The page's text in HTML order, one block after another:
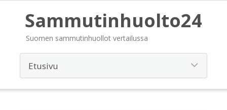
Sammutinhuolto24
Suomen sammutinhuollot vertailussa